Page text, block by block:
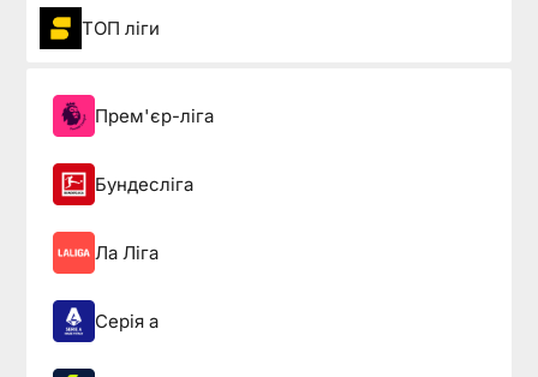
ТОП ліги
Прем'єр-ліга
Бундесліга
Ла Ліга
Серія а